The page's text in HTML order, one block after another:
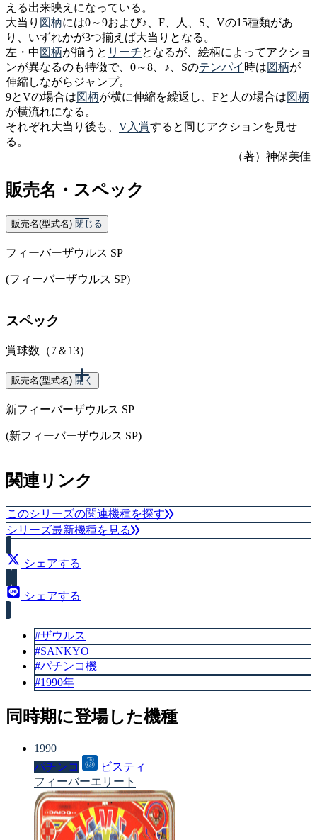
える出来映えになっている。
大当り 図柄には0～9および♪、F、人、S、Vの15種類があ
り、いずれかが3つ揃えば大当りとなる。
左・中 図柄が揃うと リーチとなるが、絵柄によってアクショ
ンが異なるのも特徴で、0～8、♪、Sのテンパイ 時は図柄が
伸縮しながらジャンプ。
9とVの場合は図柄が横に伸縮を繰返し、Fと人の場合は図柄
が横流れになる。
それぞれ大当り後も、 V入賞すると同じアクションを見せ
る。
（著）神保美佳
販売名・スペック
販売名(型式名) 閉じる
フィーバーザウルス SP
(フィーバーザウルス SP)
スペック
賞球数（7＆13）
販売名(型式名) 開く
新フィーバーザウルス SP
(新フィーバーザウルス SP)
スペック
賞球数（7＆13）
関連リンク
このシリーズの関連機種を探す
シリーズ最新機種を見る
シェアする
シェアする
#ザウルス
#SANKYO
#パチンコ機
#1990年
同時期に登場した機種
1990
パチンコ
ビスティ
フィーバーエリート